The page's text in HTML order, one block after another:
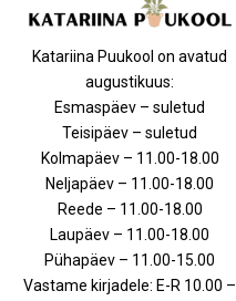
Katariina Puukool on avatud
augustikuus:
Esmaspäev – suletud
Teisipäev – suletud
Kolmapäev – 11.00-18.00
Neljapäev – 11.00-18.00
Reede – 11.00-18.00
Laupäev – 11.00-18.00
Pühapäev – 11.00-15.00
Vastame kirjadele: E-R 10.00 –